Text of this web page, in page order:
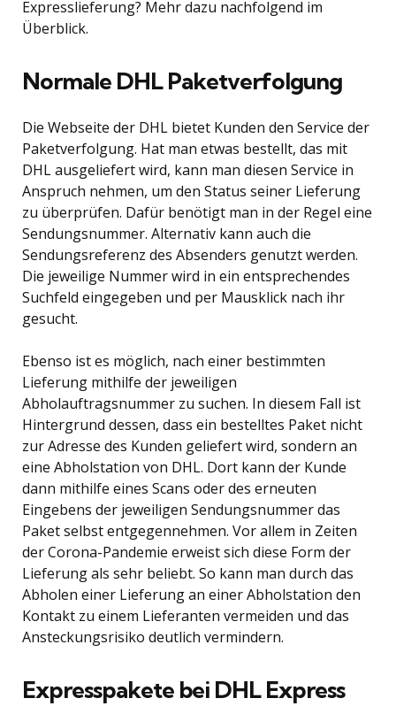
Expresslieferung? Mehr dazu nachfolgend im
Überblick.
Normale DHL Paketverfolgung
Die Webseite der DHL bietet Kunden den Service der
Paketverfolgung. Hat man etwas bestellt, das mit
DHL ausgeliefert wird, kann man diesen Service in
Anspruch nehmen, um den Status seiner Lieferung
zu überprüfen. Dafür benötigt man in der Regel eine
Sendungsnummer. Alternativ kann auch die
Sendungsreferenz des Absenders genutzt werden.
Die jeweilige Nummer wird in ein entsprechendes
Suchfeld eingegeben und per Mausklick nach ihr
gesucht.
Ebenso ist es möglich, nach einer bestimmten
Lieferung mithilfe der jeweiligen
Abholauftragsnummer zu suchen. In diesem Fall ist
Hintergrund dessen, dass ein bestelltes Paket nicht
zur Adresse des Kunden geliefert wird, sondern an
eine Abholstation von DHL. Dort kann der Kunde
dann mithilfe eines Scans oder des erneuten
Eingebens der jeweiligen Sendungsnummer das
Paket selbst entgegennehmen. Vor allem in Zeiten
der Corona-Pandemie erweist sich diese Form der
Lieferung als sehr beliebt. So kann man durch das
Abholen einer Lieferung an einer Abholstation den
Kontakt zu einem Lieferanten vermeiden und das
Ansteckungsrisiko deutlich vermindern.
Expresspakete bei DHL Express